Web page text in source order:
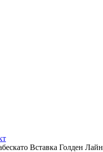
Вставка Голден Лайн